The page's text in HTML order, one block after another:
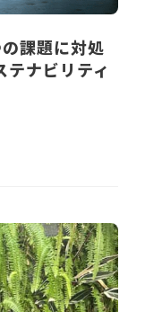
課題に対処
テナビリティ